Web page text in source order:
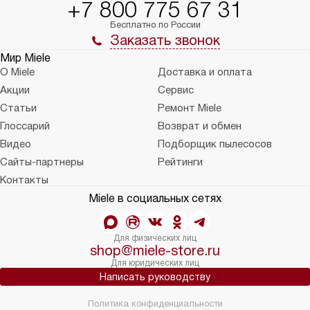
+7 800 775 67 31
Бесплатно по России
Заказать звонок
Мир Miele
О Miele
Доставка и оплата
Акции
Сервис
Статьи
Ремонт Miele
Глоссарий
Возврат и обмен
Видео
Подборщик пылесосов
Сайты-партнеры
Рейтинги
Контакты
Miele в социальных сетях
Для физических лиц
shop@miele-store.ru
Для юридических лиц
Написать руководству
Политика конфиденциальности